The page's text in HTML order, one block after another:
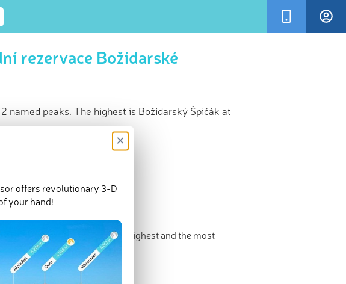
rezervace Božídarské
named peaks. The highest is Božídarský Špičák at
inPeakVisor 3D Map
Božídarské rašeliniště. The highest and the most
×
offers revolutionary 3-D
your hand!